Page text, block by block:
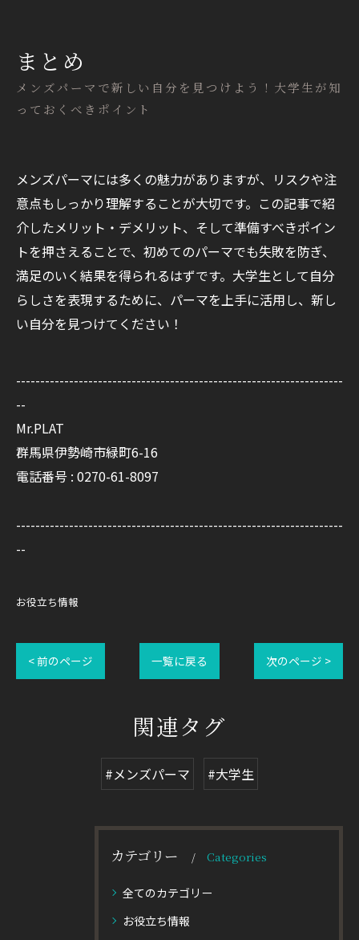
まとめ
メンズパーマで新しい自分を見つけよう！大学生が知
っておくべきポイント
メンズパーマには多くの魅力がありますが、リスクや注
意点もしっかり理解することが大切です。この記事で紹
介したメリット・デメリット、そして準備すべきポイン
トを押さえることで、初めてのパーマでも失敗を防ぎ、
満足のいく結果を得られるはずです。大学生として自分
らしさを表現するために、パーマを上手に活用し、新し
い自分を見つけてください！
--------------------------------------------------------------------
--
Mr.PLAT
群馬県伊勢崎市緑町6-16
電話番号 : 0270-61-8097
--------------------------------------------------------------------
--
お役立ち情報
< 前のページ 一覧に戻る 次のページ >
関連タグ
#メンズパーマ #大学生
カテゴリー Categories
全てのカテゴリー
お役立ち情報